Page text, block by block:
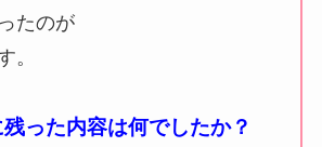
たのが
。
った内容は何でしたか？